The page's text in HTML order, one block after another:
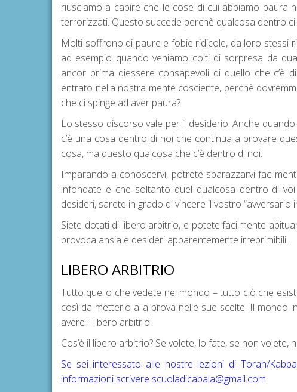
riusciamo a capire che le cose di cui abbiamo paura
terrorizzati. Questo succede perchè qualcosa dentro
Molti soffrono di paure e fobie ridicole, da loro stessi
ad esempio quando veniamo colti di sorpresa da
ancor prima diessere consapevoli di quello che c’è
entrato nella nostra mente cosciente, perchè
che ci spinge ad aver paura?
Lo stesso discorso vale per il desiderio. Anche
c’è una cosa dentro di noi che continua a provare
cosa, ma questo qualcosa che c’è dentro di noi.
Imparando a conoscervi, potrete sbarazzarvi
infondate e che soltanto quel qualcosa dentro di
desideri, sarete in grado di vincere il vostro “avversario
Siete dotati di libero arbitrio, e potete facilmente
provoca ansia e desideri apparentemente irreprimibili.
LIBERO ARBITRIO
Tutto quello che vedete nel mondo – tutto ciò che
così da metterlo alla prova nelle sue scelte. Il
avere il libero arbitrio.
Cos’è il libero arbitrio? Se volete, lo fate, se non volete,
Se sei interessato alle nostre lezioni di Torah/
informazioni scrivere scuoladicabala@gmail.com